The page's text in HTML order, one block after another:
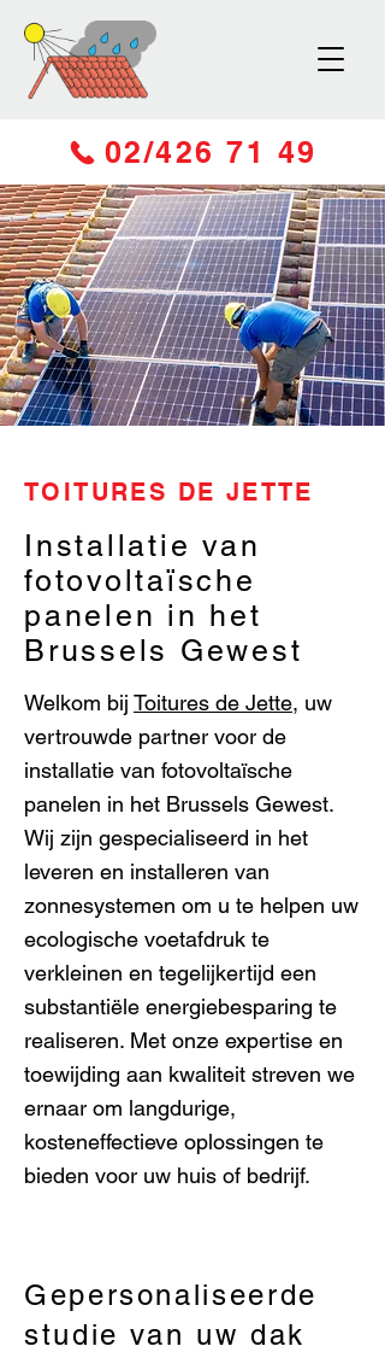
02/426 71 49
TOITURES DE JETTE
Installatie van
fotovoltaïsche
panelen in het
Brussels Gewest
Welkom bij Toitures de Jette, uw
vertrouwde partner voor de
installatie van fotovoltaïsche
panelen in het Brussels Gewest.
Wij zijn gespecialiseerd in het
leveren en installeren van
zonnesystemen om u te helpen uw
ecologische voetafdruk te
verkleinen en tegelijkertijd een
substantiële energiebesparing te
realiseren. Met onze expertise en
toewijding aan kwaliteit streven we
ernaar om langdurige,
kosteneffectieve oplossingen te
bieden voor uw huis of bedrijf.
Gepersonaliseerde
studie van uw dak